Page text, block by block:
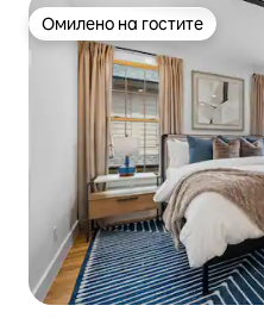
Омилено на гостите
Омилено на гостите